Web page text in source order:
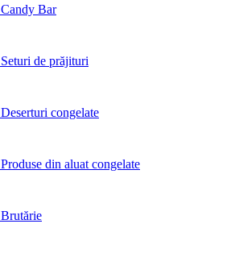
Candy Bar
Seturi de prăjituri
Deserturi congelate
Produse din aluat congelate
Brutărie